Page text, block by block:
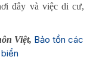
đây và việc di cư,
Việt, Bảo tồn các